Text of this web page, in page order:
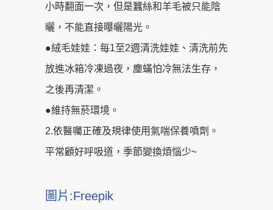
小時翻面一次，但是蠶絲和羊毛被只能陰
曬，不能直接曝曬陽光。
●絨毛娃娃：每1至2週清洗娃娃、清洗前先
放進冰箱冷凍過夜，塵蟎怕冷無法生存，
之後再清潔。
●維持無菸環境。
2.依醫囑正確及規律使用氣喘保養噴劑。
平常顧好呼吸道，季節變換煩惱少~
圖片:Freepik